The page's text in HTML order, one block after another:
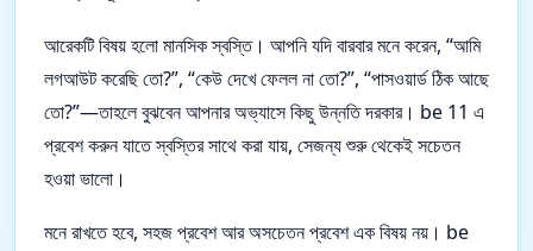
আরেকটি বিষয় হলো মানসিক স্বস্তি। আপনি যদি বারবার মনে করেন, “আমি
লগআউট করেছি তো?”, “কেউ দেখে ফেলল না তো?”, “পাসওয়ার্ড ঠিক আছে
তো?”—তাহলে বুঝবেন আপনার অভ্যাসে কিছু উন্নতি দরকার। be 11 এ
প্রবেশ করুন যাতে স্বস্তির সাথে করা যায়, সেজন্য শুরু থেকেই সচেতন
হওয়া ভালো।
মনে রাখতে হবে, সহজ প্রবেশ আর অসচেতন প্রবেশ এক বিষয় নয়। be